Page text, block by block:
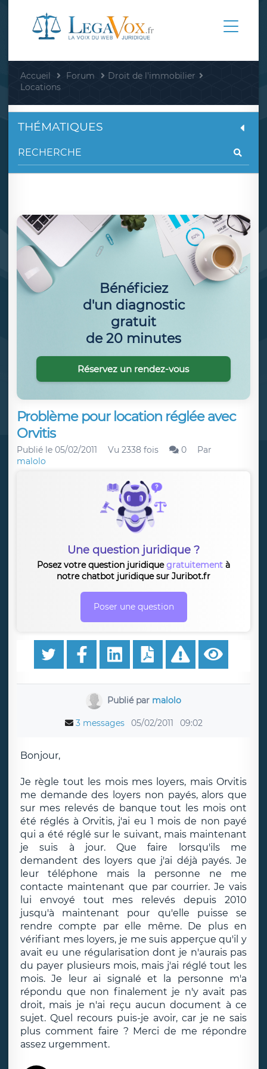
Accueil Forum
Droit de l'immobilier
Locations
Problème pour location réglée avec
Orvitis
Publié le 05/02/2011 Vu 2338 fois 0
Par
malolo
Une question juridique ?
Posez votre question juridiquegratuitement à
notre chatbot juridique sur Juribot.fr
Poser une question
Publié par malolo
3 messages 05/02/2011 09:02
Bonjour,
Je règle tout les mois mes loyers, mais Orvitis
me demande des loyers non payés, alors que
sur mes relevés de banque tout les mois ont
été réglés à Orvitis, j'ai eu 1 mois de non payé
qui a été réglé sur le suivant, mais maintenant
je suis à jour. Que faire lorsqu'ils me
demandent des loyers que j'ai déjà payés. Je
leur téléphone mais la personne ne me
contacte maintenant que par courrier. Je vais
lui envoyé tout mes relevés depuis 2010
jusqu'à maintenant pour qu'elle puisse se
rendre compte par elle même. De plus en
vérifiant mes loyers, je me suis apperçue qu'il y
avait eu une régularisation dont je n'aurais pas
du payer plusieurs mois, mais j'ai réglé tout les
mois. Je leur ai signalé et la personne m'a
répondu que non finalement je n'y avait pas
droit, mais je n'ai reçu aucun document à ce
sujet. Quel recours puis-je avoir, car je ne sais
plus comment faire ? Merci de me répondre
assez urgemment.
THÉMATIQUES
Bénéficiez
d'un diagnostic
gratuit
de 20 minutes
Réservez un rendez-vous